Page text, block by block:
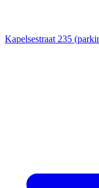
Kapelsestraat 235